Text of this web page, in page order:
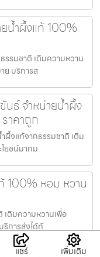
น้ำผึ้งแท้ 100%
รรมชาติ เติมความหวาน
ย บริการส
นธ์ จำหน่ายน้ำผึ้ง
าคาถูก
ผึ้งแท้จากธรรมชาติ เติม
ยชน์มากม
100% หอม หวาน
ติมความหวานเพื่อ
การส่งได้ทั
แชร์ เพิ่มเติม